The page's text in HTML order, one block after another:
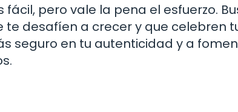
pero vale la pena el esfuerzo.
desafíen a crecer y que celebren
seguro en tu autenticidad y a